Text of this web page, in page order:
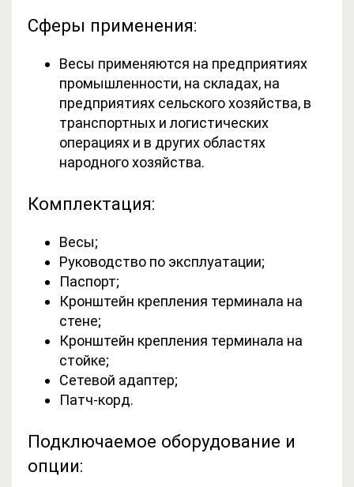
Сферы применения:
Весы применяются на предприятиях
промышленности, на складах, на
предприятиях сельского хозяйства, в
транспортных и логистических
операциях и в других областях
народного хозяйства.
Комплектация:
Весы;
Руководство по эксплуатации;
Паспорт;
Кронштейн крепления терминала на
стене;
Кронштейн крепления терминала на
стойке;
Сетевой адаптер;
Патч-корд.
Подключаемое оборудование и
опции: